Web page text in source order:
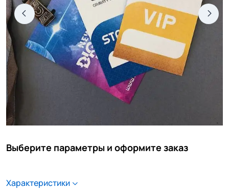
Выберите параметры и оформите заказ
Характеристики